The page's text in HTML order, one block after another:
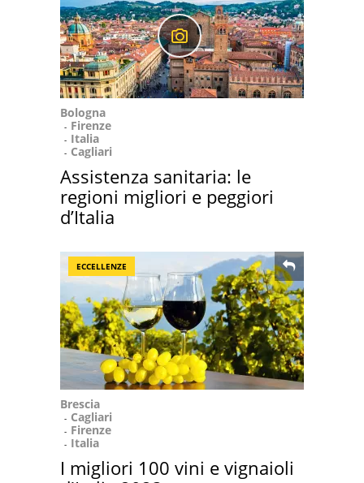
Bologna
Firenze
Italia
Cagliari
Assistenza sanitaria: le
regioni migliori e peggiori
d’Italia
ECCELLENZE
Brescia
Cagliari
Firenze
Italia
I migliori 100 vini e vignaioli